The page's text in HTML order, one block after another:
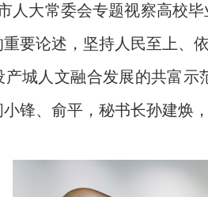
人大常委会专题视察高校
要论述，坚持人民至上、
产城人文融合发展的共富
锋、俞平，秘书长孙建焕